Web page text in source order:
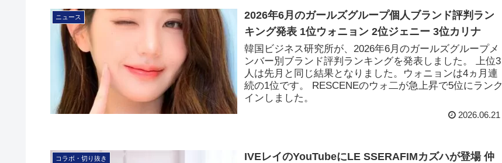
ニュース
2026年6月のガールズグループ個人ブランド評判ラン
キング発表 1位ウォニョン 2位ジェニー 3位カリナ
韓国ビジネス研究所が、2026年6月のガールズグループメ
ンバー別ブランド評判ランキングを発表しました。 上位3
人は先月と同じ結果となりました。ウォニョンは4ヵ月連
続の1位です。 RESCENEのウォ二が急上昇で5位にランク
インしました。
2026.06.21
コラボ・切り抜き
IVEレイのYouTubeにLE SSERAFIMカズハが登場 仲